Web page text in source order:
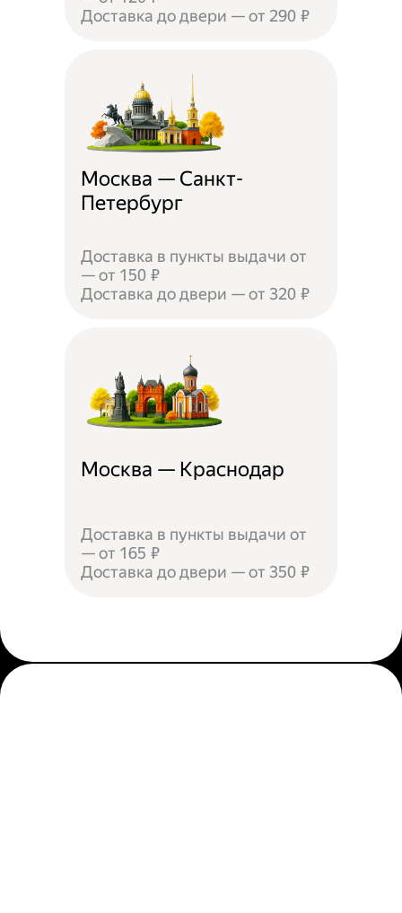
Доставка до двери — от 290 ₽
Москва — Санкт-
Петербург
Доставка в пункты выдачи от
— от 150 ₽
Доставка до двери — от 320 ₽
Москва — Краснодар
Доставка в пункты выдачи от
— от 165 ₽
Доставка до двери — от 350 ₽